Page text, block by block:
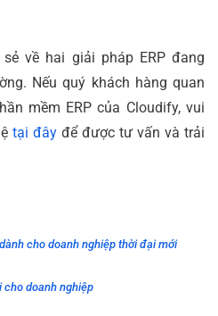
về hai giải pháp ERP đang
Nếu quý khách hàng quan
mềm ERP của Cloudify, vui
tại đây để được tư vấn và trải
cho doanh nghiệp thời đại mới
cho doanh nghiệp